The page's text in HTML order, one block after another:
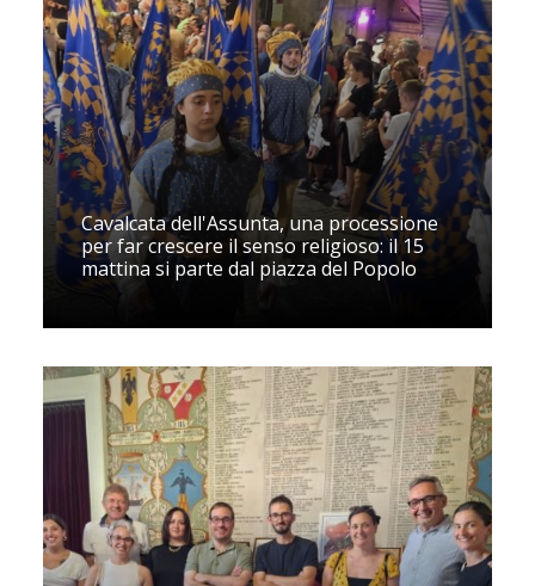
Cavalcata dell'Assunta, una processione
per far crescere il senso religioso: il 15
mattina si parte dal piazza del Popolo